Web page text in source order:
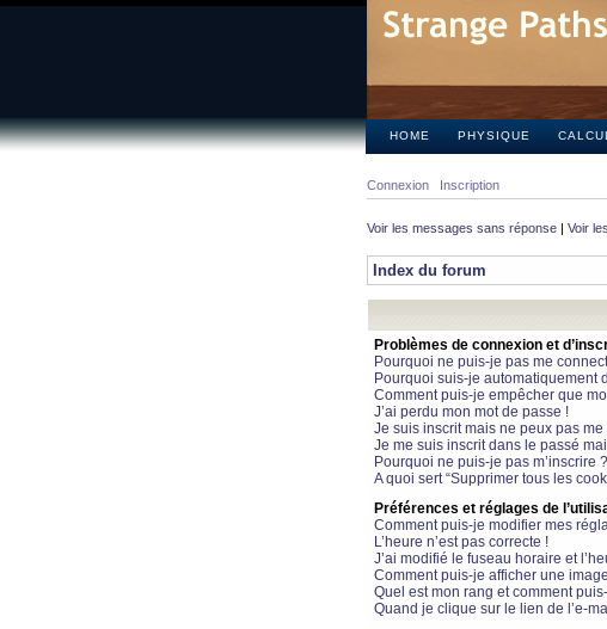
HOME PHYSIQUE CALCUL
Connexion Inscription
Voir les messages sans réponse | Voir
Index du forum
Problèmes de connexion et
Pourquoi ne puis-je pas me
Pourquoi suis-je automatiquement
Comment puis-je empêcher que
J’ai perdu mon mot de passe !
Je suis inscrit mais ne peux pas me
Je me suis inscrit dans le passé
Pourquoi ne puis-je pas m’inscrire ?
A quoi sert “Supprimer tous les
Préférences et réglages de
Comment puis-je modifier mes
L’heure n’est pas correcte !
J’ai modifié le fuseau horaire et
Comment puis-je afficher une
Quel est mon rang et comment
Quand je clique sur le lien de l’e-